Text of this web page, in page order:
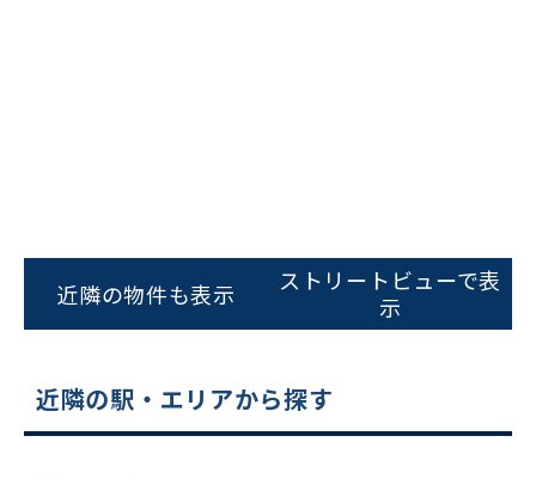
をお伝えいただくと
スムーズにご案内できます
平日 9:00〜18:00
近隣の物件も表示
ストリートビューで表
示
近隣の駅・エリアから探す